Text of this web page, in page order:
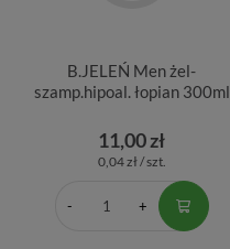
B.JELEŃ Men żel-
szamp.hipoal. łopian 300ml
11,00 zł
0,04 zł / szt.